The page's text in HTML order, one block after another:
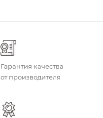
Гарантия качества
от производителя